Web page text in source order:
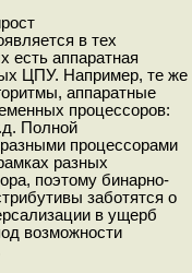
в тех
есть аппаратная
ЦПУ. Например, те же
аппаратные
процессоров:
Полной
процессорами
разных
поэтому бинарно-
заботятся о
в ущерб
возможности